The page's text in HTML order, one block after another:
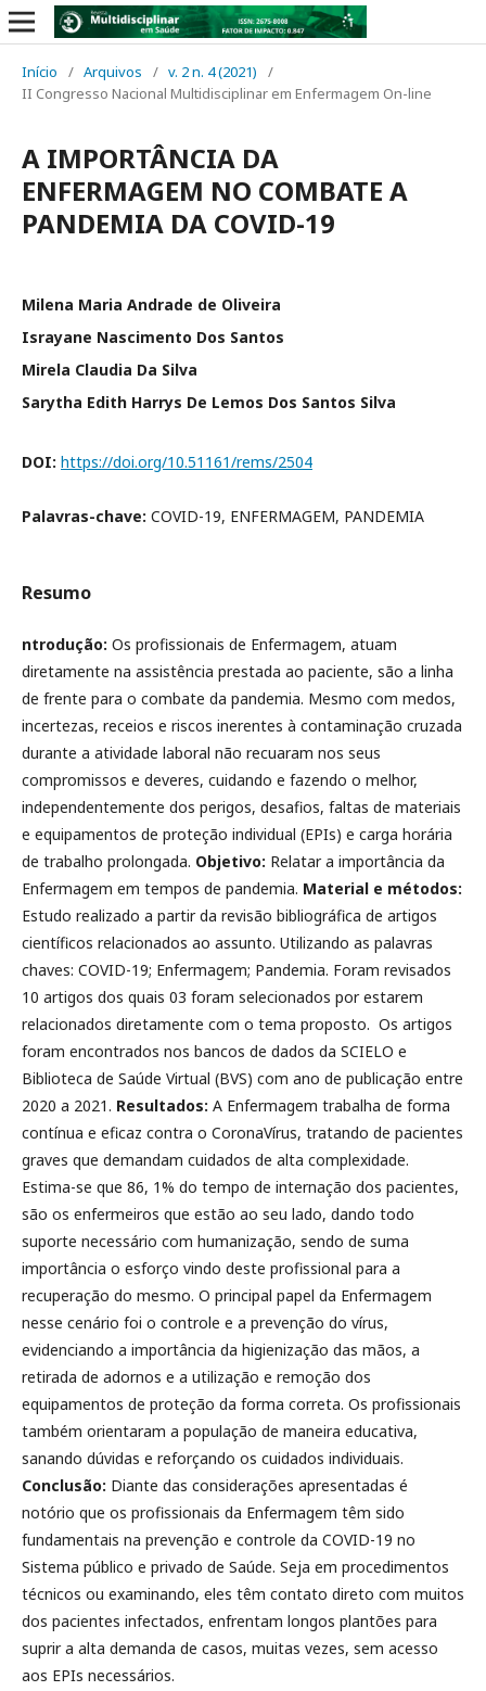
Início / Arquivos / v. 2 n. 4 (2021)
/
II Congresso Nacional Multidisciplinar em Enfermagem On-line
A IMPORTÂNCIA DA
ENFERMAGEM NO COMBATE A
PANDEMIA DA COVID-19
Milena Maria Andrade de Oliveira
Israyane Nascimento Dos Santos
Mirela Claudia Da Silva
Sarytha Edith Harrys De Lemos Dos Santos Silva
DOI: https://doi.org/10.51161/rems/2504
Palavras-chave: COVID-19, ENFERMAGEM, PANDEMIA
Resumo
ntrodução: Os profissionais de Enfermagem, atuam
diretamente na assistência prestada ao paciente, são a linha
de frente para o combate da pandemia. Mesmo com medos,
incertezas, receios e riscos inerentes à contaminação cruzada
durante a atividade laboral não recuaram nos seus
compromissos e deveres, cuidando e fazendo o melhor,
independentemente dos perigos, desafios, faltas de materiais
e equipamentos de proteção individual (EPIs) e carga horária
de trabalho prolongada. Objetivo: Relatar a importância da
Enfermagem em tempos de pandemia. Material e métodos:
Estudo realizado a partir da revisão bibliográfica de artigos
científicos relacionados ao assunto. Utilizando as palavras
chaves: COVID-19; Enfermagem; Pandemia. Foram revisados
10 artigos dos quais 03 foram selecionados por estarem
relacionados diretamente com o tema proposto. Os artigos
foram encontrados nos bancos de dados da SCIELO e
Biblioteca de Saúde Virtual (BVS) com ano de publicação entre
2020 a 2021. Resultados: A Enfermagem trabalha de forma
contínua e eficaz contra o CoronaVírus, tratando de pacientes
graves que demandam cuidados de alta complexidade.
Estima-se que 86, 1% do tempo de internação dos pacientes,
são os enfermeiros que estão ao seu lado, dando todo
suporte necessário com humanização, sendo de suma
importância o esforço vindo deste profissional para a
recuperação do mesmo. O principal papel da Enfermagem
nesse cenário foi o controle e a prevenção do vírus,
evidenciando a importância da higienização das mãos, a
retirada de adornos e a utilização e remoção dos
equipamentos de proteção da forma correta. Os profissionais
também orientaram a população de maneira educativa,
sanando dúvidas e reforçando os cuidados individuais.
Conclusão: Diante das considerações apresentadas é
notório que os profissionais da Enfermagem têm sido
fundamentais na prevenção e controle da COVID-19 no
Sistema público e privado de Saúde. Seja em procedimentos
técnicos ou examinando, eles têm contato direto com muitos
dos pacientes infectados, enfrentam longos plantões para
suprir a alta demanda de casos, muitas vezes, sem acesso
aos EPIs necessários.